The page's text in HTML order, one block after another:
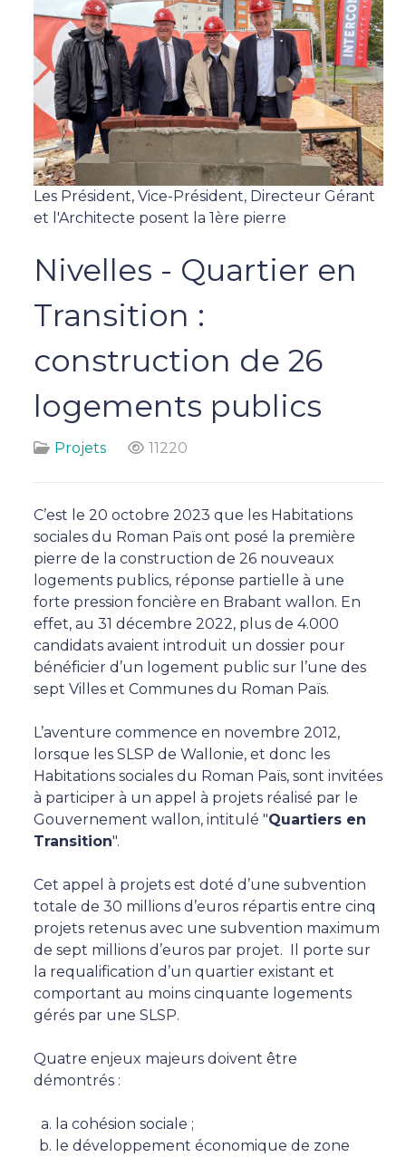
Les Président, Vice-Président, Directeur Gérant
et l'Architecte posent la 1ère pierre
Nivelles - Quartier en
Transition :
construction de 26
logements publics
Projets 11220
C’est le 20 octobre 2023 que les Habitations
sociales du Roman Païs ont posé la première
pierre de la construction de 26 nouveaux
logements publics, réponse partielle à une
forte pression foncière en Brabant wallon. En
effet, au 31 décembre 2022, plus de 4.000
candidats avaient introduit un dossier pour
bénéficier d’un logement public sur l’une des
sept Villes et Communes du Roman Païs.
L’aventure commence en novembre 2012,
lorsque les SLSP de Wallonie, et donc les
Habitations sociales du Roman Païs, sont invitées
à participer à un appel à projets réalisé par le
Gouvernement wallon, intitulé "Quartiers en
Transition".
Cet appel à projets est doté d’une subvention
totale de 30 millions d’euros répartis entre cinq
projets retenus avec une subvention maximum
de sept millions d’euros par projet. Il porte sur
la requalification d’un quartier existant et
comportant au moins cinquante logements
gérés par une SLSP.
Quatre enjeux majeurs doivent être
démontrés :
la cohésion sociale ;
le développement économique de zone